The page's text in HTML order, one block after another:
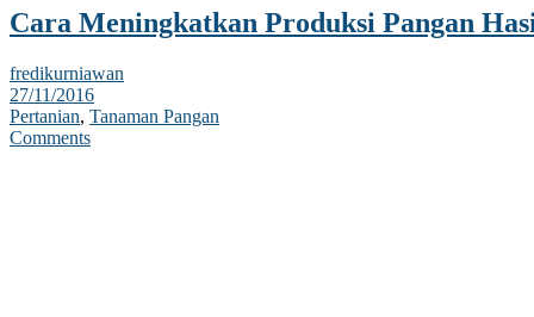
Cara Meningkatkan Produksi Pangan
fredikurniawan
27/11/2016
Pertanian, Tanaman Pangan
Comments